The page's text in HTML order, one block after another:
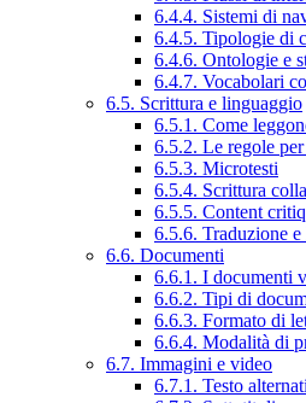
6.4.4. Sistemi di
6.4.5. Tipologie di
6.4.6. Ontologie e
6.4.7. Vocabolari
6.5. Scrittura e linguaggio
6.5.1. Come
6.5.2. Le regole
6.5.3. Microtesti
6.5.4. Scrittura
6.5.5. Content
6.5.6. Traduzione
6.6. Documenti
6.6.1. I documenti
6.6.2. Tipi di
6.6.3. Formato di
6.6.4. Modalità di
6.7. Immagini e video
6.7.1. Testo